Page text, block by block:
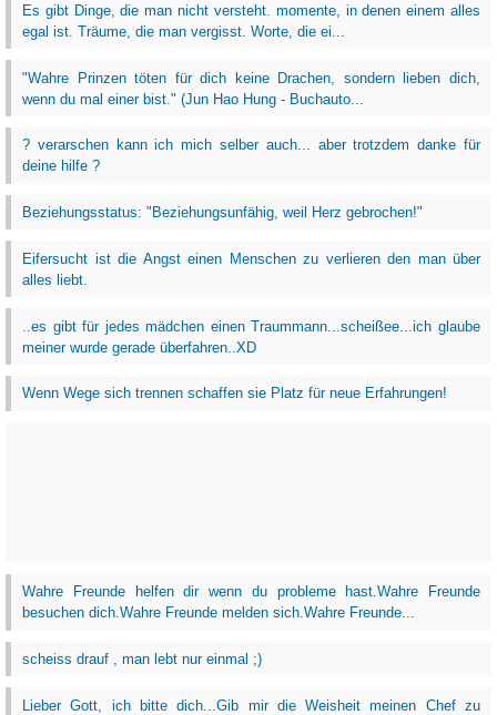
Es gibt Dinge, die man nicht versteht. momente, in denen einem alles
egal ist. Träume, die man vergisst. Worte, die ei...
‎"Wahre Prinzen töten für dich keine Drachen, sondern lieben dich,
wenn du mal einer bist." (Jun Hao Hung - Buchauto...
? verarschen kann ich mich selber auch... aber trotzdem danke für
deine hilfe ?
Beziehungsstatus: "Beziehungsunfähig, weil Herz gebrochen!"
Eifersucht ist die Angst einen Menschen zu verlieren den man über
alles liebt.
..es gibt für jedes mädchen einen Traummann...scheißee...ich glaube
meiner wurde gerade überfahren..XD
Wenn Wege sich trennen schaffen sie Platz für neue Erfahrungen!
Wahre Freunde helfen dir wenn du probleme hast.Wahre Freunde
besuchen dich.Wahre Freunde melden sich.Wahre Freunde...
scheiss drauf , man lebt nur einmal ;)
Lieber Gott, ich bitte dich...Gib mir die Weisheit meinen Chef zu